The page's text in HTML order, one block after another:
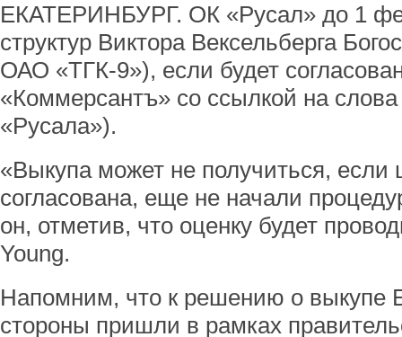
ЕКАТЕРИНБУРГ. ОК «Русал» до 1
структур Виктора Вексельберга
ОАО «ТГК-9»), если будет
«Коммерсантъ» со ссылкой на
«Русала»).
«Выкупа может не получиться, если
согласована, еще не начали
он, отметив, что оценку будет
Young.
Напомним, что к решению о выкупе
стороны пришли в рамках